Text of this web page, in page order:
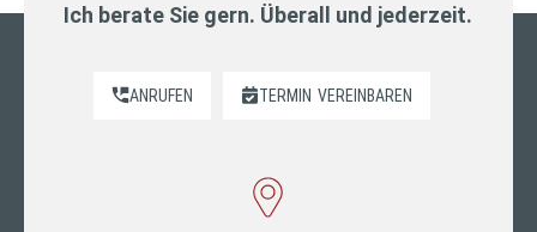
Ich berate Sie gern. Überall und jederzeit.
ANRUFEN TERMIN VEREINBAREN